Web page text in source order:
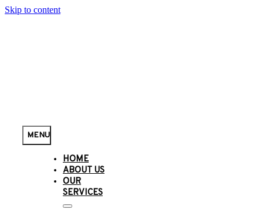
Skip to content
MENU
HOME
ABOUT US
OUR
SERVICES